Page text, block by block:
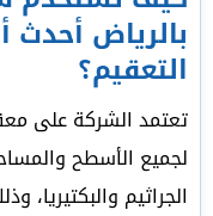
بالرياض أحدث
التعقيم؟
تعتمد الشركة على
لجميع الأسطح
الجراثيم والبكتيريا،